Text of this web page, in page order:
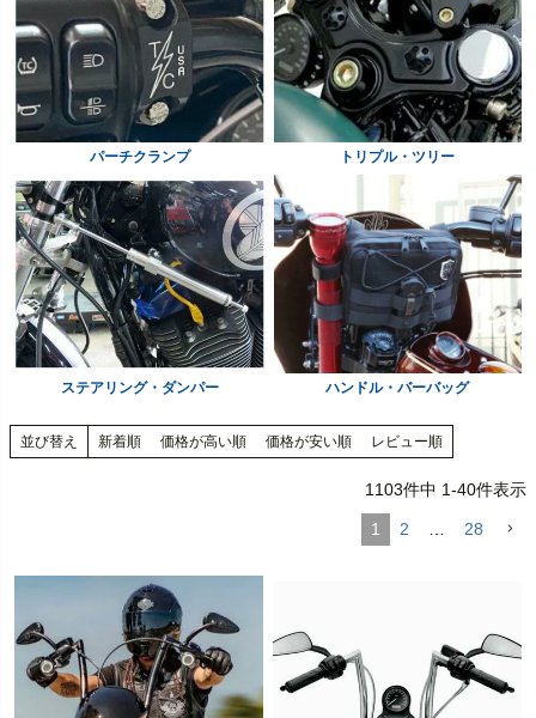
パーチクランプ トリプル・ツリー
ステアリング・ダンパー ハンドル・バーバッグ
並び替え 新着順 価格が高い順 価格が安い順 レビュー順
1103件中 1-40件表示
1 2 28